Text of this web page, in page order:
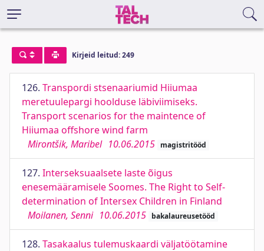
Kirjeid leitud: 249
126. Transpordi stsenaariumid Hiiumaa
meretuulepargi hoolduse läbiviimiseks.
Transport scenarios for the maintence of
Hiiumaa offshore wind farm
Mirontšik, Maribel 10.06.2015 magistritööd
127. Interseksuaalsete laste õigus
enesemääramisele Soomes. The Right to Self-
determination of Intersex Children in Finland
Moilanen, Senni 10.06.2015 bakalaureusetööd
128. Tasakaalus tulemuskaardi väljatöötamine